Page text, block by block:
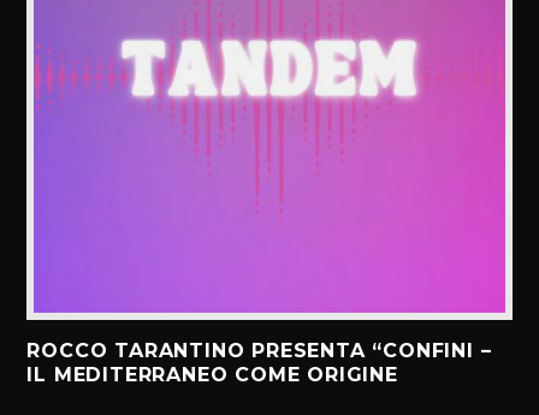
ROCCO TARANTINO PRESENTA “CONFINI –
IL MEDITERRANEO COME ORIGINE